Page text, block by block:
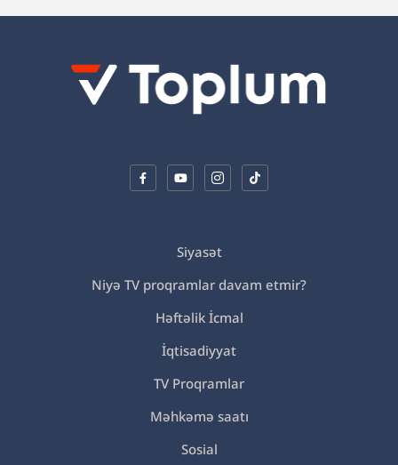
Siyasət
Niyə TV proqramlar davam etmir?
Həftəlik İcmal
İqtisadiyyat
TV Proqramlar
Məhkəmə saatı
Sosial